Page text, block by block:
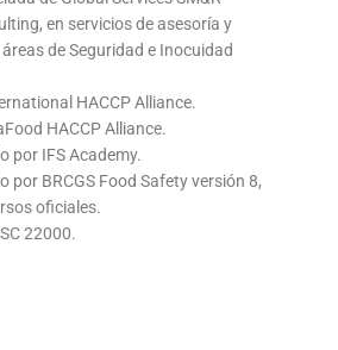
en servicios de asesoría y
de Seguridad e Inocuidad
HACCP Alliance.
HACCP Alliance.
por IFS Academy.
por BRCGS Food Safety versión 8,
oficiales.
22000.